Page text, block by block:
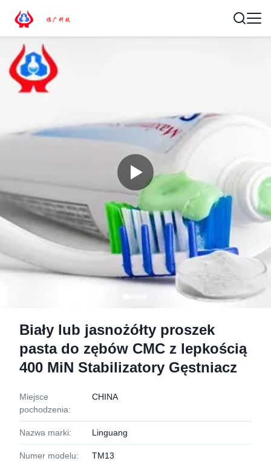
Biały lub jasnożółty proszek
pasta do zębów CMC z lepkością
400 MiN Stabilizatory Gęstniacz
Miejsce
pochodzenia:
CHINA
Nazwa marki: Linguang
Numer modelu: TM13